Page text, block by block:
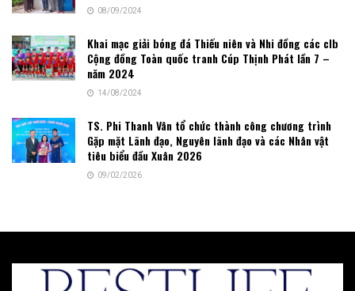
08/09/2024
Khai mạc giải bóng đá Thiếu niên và Nhi đồng các clb
Cộng đồng Toàn quốc tranh Cúp Thịnh Phát lần 7 –
năm 2024
14/08/2024
TS. Phi Thanh Vân tổ chức thành công chương trình
Gặp mặt Lãnh đạo, Nguyên lãnh đạo và các Nhân vật
tiêu biểu đầu Xuân 2026
09/02/2026